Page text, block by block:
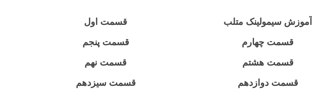
آموزش سیمولینک متلب قسمت اول
قسمت چهارم قسمت پنجم
قسمت هشتم قسمت نهم
قسمت دوازدهم قسمت سیزدهم